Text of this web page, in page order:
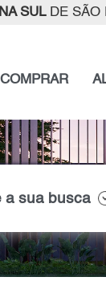
SULDE SÃO
COMPRAR
a sua busca